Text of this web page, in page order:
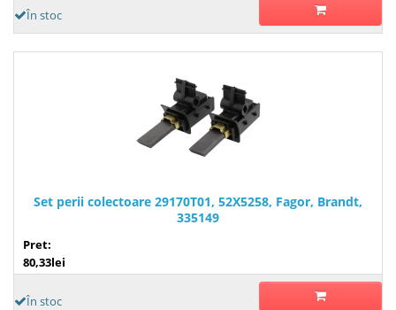
În stoc
Set perii colectoare 29170T01, 52X5258, Fagor, Brandt,
335149
Pret:
80,33lei
În stoc